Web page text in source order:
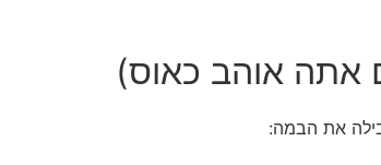
את הבמה: